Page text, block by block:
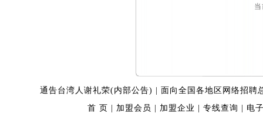
通告台湾人谢礼荣(内部公告)
面向全国各地区网络招聘
首 页
加盟会员 加盟企业 专线查询 电